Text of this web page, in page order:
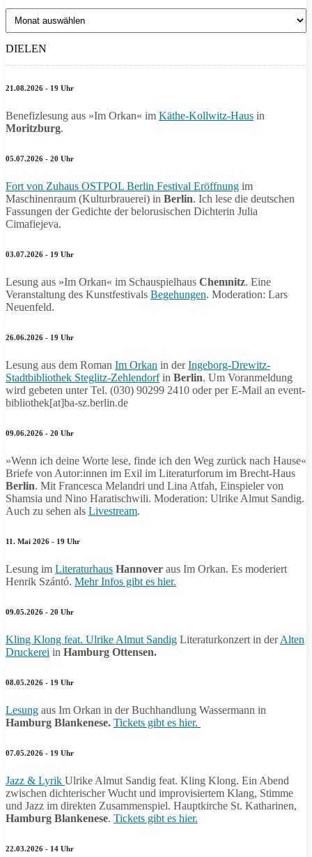
Den
Blog
durchstöbern:
DIELEN
21.08.2026 - 19 Uhr
Benefizlesung aus »Im Orkan« im Käthe-Kollwitz-Haus in
Moritzburg.
05.07.2026 - 20 Uhr
Fort von Zuhaus OSTPOL Berlin Festival Eröffnung im
Maschinenraum (Kulturbrauerei) in Berlin. Ich lese die deutschen
Fassungen der Gedichte der belorusischen Dichterin Julia
Cimafiejeva.
03.07.2026 - 19 Uhr
Lesung aus »Im Orkan« im Schauspielhaus Chemnitz. Eine
Veranstaltung des Kunstfestivals Begehungen. Moderation: Lars
Neuenfeld.
26.06.2026 - 19 Uhr
Lesung aus dem Roman Im Orkan in derIngeborg-Drewitz-
Stadtbibliothek Steglitz-Zehlendorfin Berlin. Um Voranmeldung
wird gebeten unter Tel. (030) 90299 2410 oder per E-Mail an event-
bibliothek[at]ba-sz.berlin.de
09.06.2026 - 20 Uhr
»Wenn ich deine Worte lese, finde ich den Weg zurück nach Hause«
Briefe von Autor:innen im Exil im Literaturforum im Brecht-Haus
Berlin. Mit Francesca Melandri und Lina Atfah, Einspieler von
Shamsia und Nino Haratischwili. Moderation: Ulrike Almut Sandig.
Auch zu sehen als Livestream.
11. Mai 2026 - 19 Uhr
Lesung im Literaturhaus Hannover aus Im Orkan. Es moderiert
Henrik Szántó. Mehr Infos gibt es hier.
09.05.2026 - 20 Uhr
Kling Klong feat. Ulrike Almut Sandig Literaturkonzert in derAlten
Druckerei in Hamburg Ottensen.
08.05.2026 - 19 Uhr
Lesung aus Im Orkan in der Buchhandlung Wassermann in
Hamburg Blankenese. Tickets gibt es hier.
07.05.2026 - 19 Uhr
Jazz & Lyrik Ulrike Almut Sandig feat. Kling Klong. Ein Abend
zwischen dichterischer Wucht und improvisiertem Klang, Stimme
und Jazz im direkten Zusammenspiel. Hauptkirche St. Katharinen,
Hamburg Blankenese. Tickets gibt es hier.
22.03.2026 - 14 Uhr